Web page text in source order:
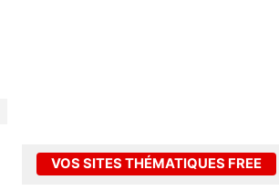
VOS SITES THÉMATIQUES FREE